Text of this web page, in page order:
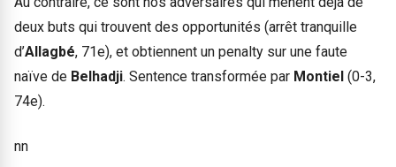
deux buts qui trouvent des opportunités (arrêt tranquille
d’Allagbé, 71e), et obtiennent un penalty sur une faute
naïve de Belhadji. Sentence transformée par Montiel (0-3,
74e).
nn